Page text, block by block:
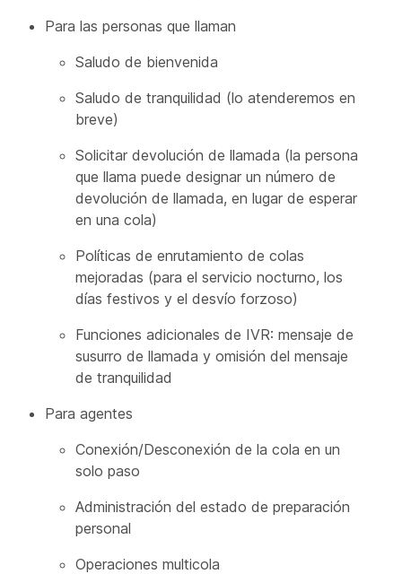
Para las personas que llaman
Saludo de bienvenida
Saludo de tranquilidad (lo atenderemos en
breve)
Solicitar devolución de llamada (la persona
que llama puede designar un número de
devolución de llamada, en lugar de esperar
en una cola)
Políticas de enrutamiento de colas
mejoradas (para el servicio nocturno, los
días festivos y el desvío forzoso)
Funciones adicionales de IVR: mensaje de
susurro de llamada y omisión del mensaje
de tranquilidad
Para agentes
Conexión/Desconexión de la cola en un
solo paso
Administración del estado de preparación
personal
Operaciones multicola